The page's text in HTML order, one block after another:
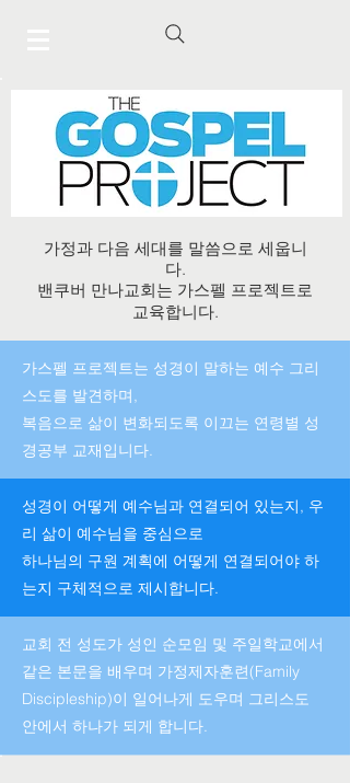
가정과 다음 세대를 말씀으로 세웁니
다.
밴쿠버 만나교회는 가스펠 프로젝트로
교육합니다.
가스펠 프로젝트는 성경이 말하는 예수 그리
스도를 발견하며,
복음으로 삶이 변화되도록 이끄는 연령별 성
경공부 교재입니다.
성경이 어떻게 예수님과 연결되어 있는지, 우
리 삶이 예수님을 중심으로
하나님의 구원 계획에 어떻게 연결되어야 하
는지 구체적으로 제시합니다.
교회 전 성도가 성인 순모임 및 주일학교에서
같은 본문을 배우며 가정제자훈련(Family
Discipleship)이 일어나게 도우며 그리스도
안에서 하나가 되게 합니다.